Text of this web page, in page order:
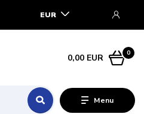
Menu
EUR
0
0,00 EUR